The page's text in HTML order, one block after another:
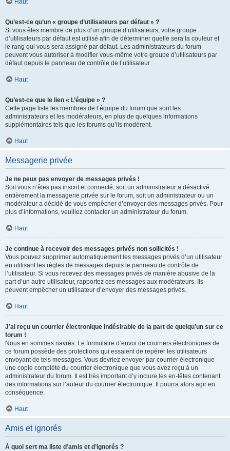
Haut
Qu’est-ce qu’un « groupe d’utilisateurs par défaut » ?
Si vous êtes membre de plus d’un groupe d’utilisateurs, votre groupe
d’utilisateurs par défaut est utilisé afin de déterminer quelle sera la couleur et
le rang qui vous sera assigné par défaut. Les administrateurs du forum
peuvent vous autoriser à modifier vous-même votre groupe d’utilisateurs par
défaut depuis le panneau de contrôle de l’utilisateur.
Haut
Qu’est-ce que le lien « L’équipe » ?
Cette page liste les membres de l’équipe du forum que sont les
administrateurs et les modérateurs, en plus de quelques informations
supplémentaires tels que les forums qu’ils modèrent.
Haut
Messagerie privée
Je ne peux pas envoyer de messages privés !
Soit vous n’êtes pas inscrit et connecté, soit un administrateur a désactivé
entièrement la messagerie privée sur le forum, soit un administrateur ou un
modérateur a décidé de vous empêcher d’envoyer des messages privés. Pour
plus d’informations, veuillez contacter un administrateur du forum.
Haut
Je continue à recevoir des messages privés non sollicités !
Vous pouvez supprimer automatiquement les messages privés d’un utilisateur
en utilisant les règles de messages depuis le panneau de contrôle de
l’utilisateur. Si vous recevez des messages privés de manière abusive de la
part d’un autre utilisateur, rapportez ces messages aux modérateurs. Ils
peuvent empêcher un utilisateur d’envoyer des messages privés.
Haut
J’ai reçu un courrier électronique indésirable de la part de quelqu’un sur ce
forum !
Nous en sommes navrés. Le formulaire d’envoi de courriers électroniques de
ce forum possède des protections qui essaient de repérer les utilisateurs
envoyant de tels messages. Vous devriez envoyer par courrier électronique
une copie complète du courrier électronique que vous avez reçu à un
administrateur du forum. Il est très important d’y inclure les en-têtes contenant
des informations sur l’auteur du courrier électronique. Il pourra alors agir en
conséquence.
Haut
Amis et ignorés
À quoi sert ma liste d’amis et d’ignorés ?